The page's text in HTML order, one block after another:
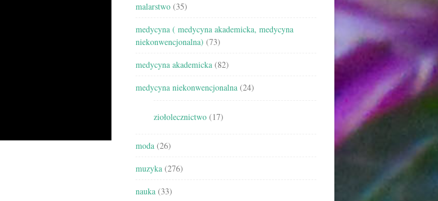
malarstwo (35)
medycyna ( medycyna akademicka, medycyna
niekonwencjonalna) (73)
medycyna akademicka (82)
medycyna niekonwencjonalna (24)
ziołolecznictwo (17)
moda (26)
muzyka (276)
nauka (33)